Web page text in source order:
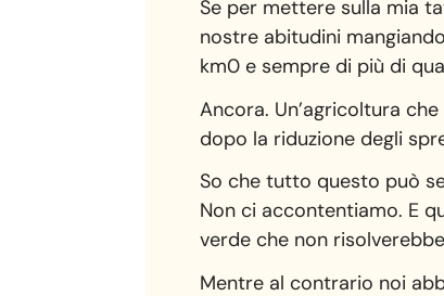
Se per mettere sulla mia
nostre abitudini
km0 e sempre di più di
Ancora. Un’agricoltura
dopo la riduzione degli
So che tutto questo può
Non ci accontentiamo. E
verde che non
Mentre al contrario noi